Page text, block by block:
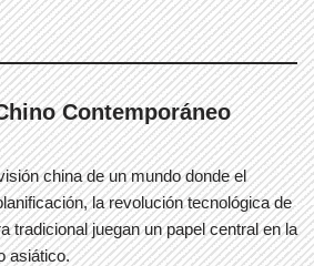
Contemporáneo
china de un mundo donde el
la revolución tecnológica de
tradicional juegan un papel central en la
asiático.